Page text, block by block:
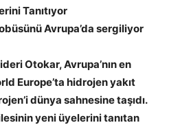
Tanıtıyor
Avrupa’da sergiliyor
Otokar, Avrupa’nın en
Europe’ta hidrojen yakıt
dünya sahnesine taşıdı.
yeni üyelerini tanıtan